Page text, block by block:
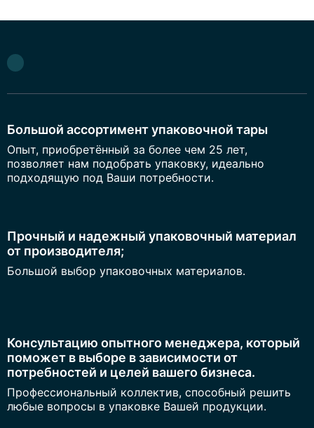
Большой ассортимент упаковочной тары
Опыт, приобретённый за более чем 25 лет,
позволяет нам подобрать упаковку, идеально
подходящую под Ваши потребности.
Прочный и надежный упаковочный материал
от производителя;
Большой выбор упаковочных материалов.
Консультацию опытного менеджера, который
поможет в выборе в зависимости от
потребностей и целей вашего бизнеса.
Профессиональный коллектив, способный решить
любые вопросы в упаковке Вашей продукции.